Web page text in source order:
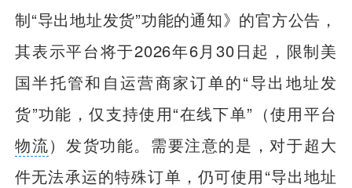
制“导出地址发货”功能的通知》的官方公告，
其表示平台将于2026年6月30日起，限制美
国半托管和自运营商家订单的“导出地址发
货”功能，仅支持使用“在线下单”（使用平台
物流）发货功能。需要注意的是，对于超大
件无法承运的特殊订单，仍可使用“导出地址